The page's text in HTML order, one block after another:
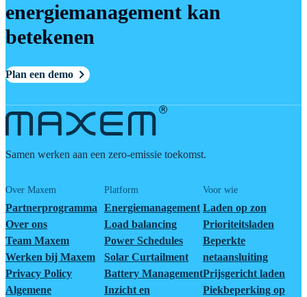
energiemanagement kan
betekenen
Plan een demo
Samen werken aan een zero-emissie toekomst.
Over Maxem
Partnerprogramma
Over ons
Team Maxem
Werken bij Maxem
Privacy Policy
Algemene
Platform
Energiemanagement
Load balancing
Power Schedules
Solar Curtailment
Battery Management
Inzicht en
Voor wie
Laden op zon
Prioriteitsladen
Beperkte
netaansluiting
Prijsgericht laden
Piekbeperking op